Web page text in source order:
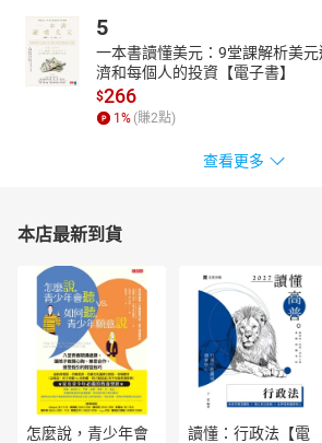
5
一本書讀懂美元：9堂課解析美
濟和每個人的投資【電子書】
$266
1 % (賺2點)
查看更多
本店最新到貨
怎麼說，青少年會
讀懂：行政法【電